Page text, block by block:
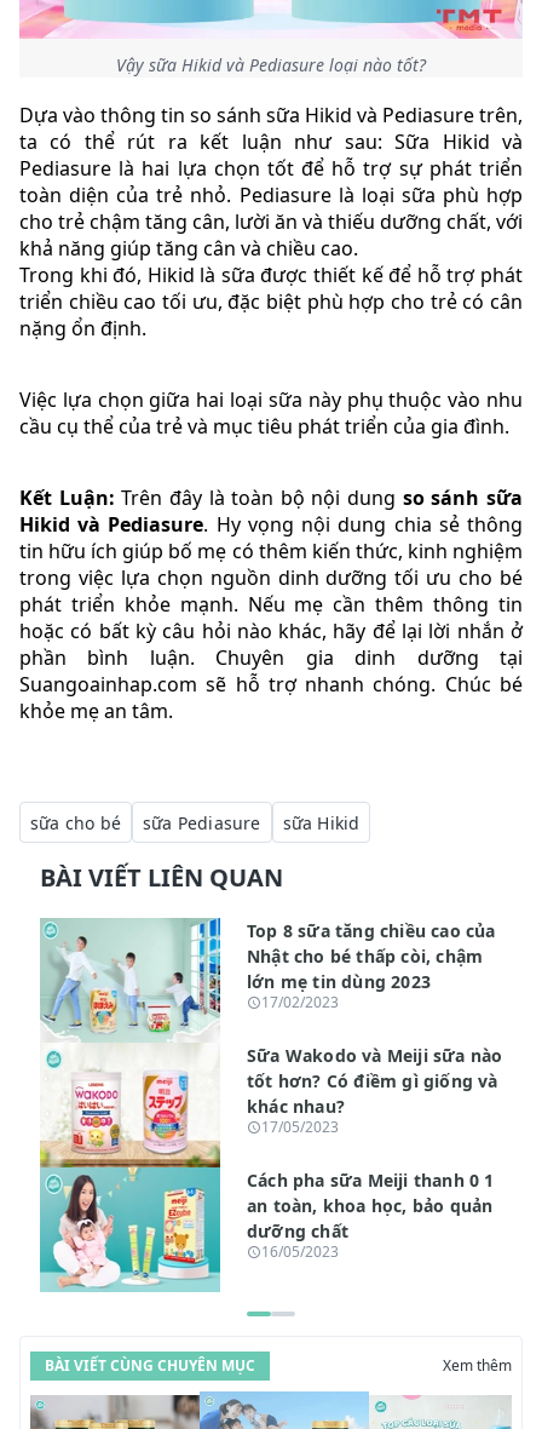
Vậy sữa Hikid và Pediasure loại nào tốt?
Dựa vào thông tin so sánh sữa Hikid và Pediasure trên,
ta có thể rút ra kết luận như sau: Sữa Hikid và
Pediasure là hai lựa chọn tốt để hỗ trợ sự phát triển
toàn diện của trẻ nhỏ. Pediasure là loại sữa phù hợp
cho trẻ chậm tăng cân, lười ăn và thiếu dưỡng chất, với
khả năng giúp tăng cân và chiều cao.
Trong khi đó, Hikid là sữa được thiết kế để hỗ trợ phát
triển chiều cao tối ưu, đặc biệt phù hợp cho trẻ có cân
nặng ổn định.
Việc lựa chọn giữa hai loại sữa này phụ thuộc vào nhu
cầu cụ thể của trẻ và mục tiêu phát triển của gia đình.
Kết Luận: Trên đây là toàn bộ nội dung so sánh sữa
Hikid và Pediasure. Hy vọng nội dung chia sẻ thông
tin hữu ích giúp bố mẹ có thêm kiến thức, kinh nghiệm
trong việc lựa chọn nguồn dinh dưỡng tối ưu cho bé
phát triển khỏe mạnh. Nếu mẹ cần thêm thông tin
hoặc có bất kỳ câu hỏi nào khác, hãy để lại lời nhắn ở
phần bình luận. Chuyên gia dinh dưỡng tại
Suangoainhap.com sẽ hỗ trợ nhanh chóng. Chúc bé
khỏe mẹ an tâm.
sữa cho bé sữa Pediasure sữa Hikid
BÀI VIẾT LIÊN QUAN
Top 8 sữa tăng chiều cao của
Nhật cho bé thấp còi, chậm
lớn mẹ tin dùng 2023
17/02/2023
Sữa Wakodo và Meiji sữa nào
tốt hơn? Có điềm gì giống và
khác nhau?
17/05/2023
Cách pha sữa Meiji thanh 0 1
an toàn, khoa học, bảo quản
dưỡng chất
16/05/2023
BÀI VIẾT CÙNG CHUYÊN MỤC Xem thêm